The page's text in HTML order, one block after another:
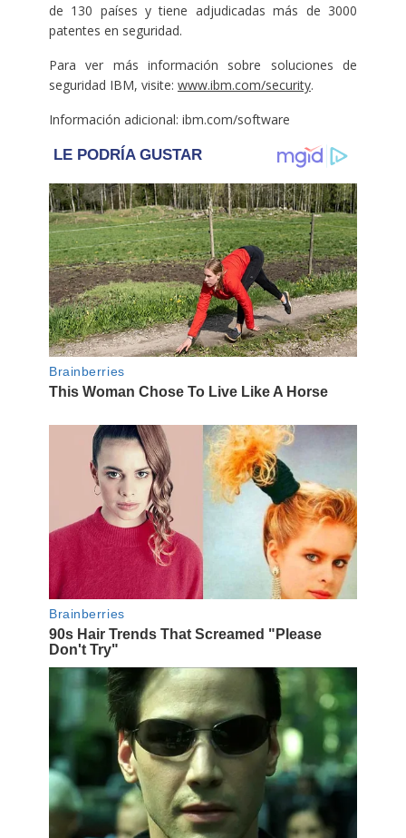
de 130 países y tiene adjudicadas más de 3000
patentes en seguridad.
Para ver más información sobre soluciones de
seguridad IBM, visite: www.ibm.com/security.
Información adicional: ibm.com/software